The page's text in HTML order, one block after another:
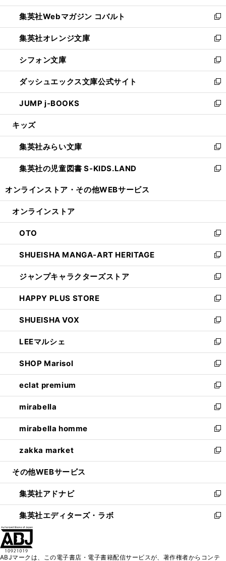
開
く
ウ
で
開
く
ン
ド
ウ
で
開
く
ウ
ィ
ン
ド
ウ
で
開
く
集英社Webマガジン コバルト
新
し
い
ウ
ィ
ン
ド
ウ
で
開
集英社オレンジ文庫
新
し
い
ウ
ィ
ン
ド
ウ
開
く
シフォン文庫
新
し
い
ウ
ィ
ン
ウ
で
開
く
ダッシュエックス文庫公式サイト
新
し
い
ウ
ン
ド
ウ
で
JUMP j-BOOKS
新
し
ウ
ィ
ン
ド
開
キッズ
集英社みらい文庫
新
し
い
ン
ウ
で
開
く
集英社の児童図書 S-KIDS.LAND
新
ウ
ン
ド
ウ
で
開
く
オンラインストア・ その他WEBサービス
オンラインストア
OTO
新
し
い
ウ
ィ
ン
ド
ウ
で
開
く
SHUEISHA MANGA-ART HERITAGE
新
し
い
ウ
ィ
ン
ド
ウ
で
開
く
ジャンプキャラクターズストア
新
し
い
ウ
ィ
ン
ド
ウ
で
開
く
HAPPY PLUS STORE
新
し
い
ウ
ィ
ン
ド
ウ
で
開
く
SHUEISHA VOX
新
し
い
ウ
ィ
ン
ド
ウ
で
開
く
LEEマルシェ
新
し
い
ウ
ィ
ン
ド
ウ
で
開
く
SHOP Marisol
新
し
い
ウ
ィ
ン
ド
ウ
で
開
eclat premium
新
し
い
ウ
ィ
ン
ド
ウ
開
く
mirabella
新
し
い
ウ
ィ
ン
ウ
で
開
く
mirabella homme
新
し
い
ウ
ン
ド
ウ
で
zakka market
新
し
ウ
ィ
ン
ド
く
その他WEBサービス
集英社アドナビ
新
し
い
集英社エディターズ・ラボ
新
ABJマークは、この電子書店・電子書籍配信サービスが、著作権者からコンテ